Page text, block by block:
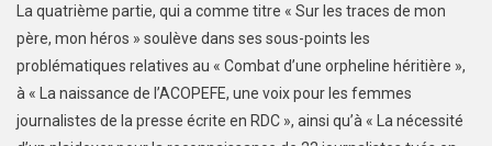
La quatrième partie, qui a comme titre « Sur les traces de mon
père, mon héros » soulève dans ses sous-points les
problématiques relatives au « Combat d’une orpheline héritière »,
à « La naissance de l’ACOPEFE, une voix pour les femmes
journalistes de la presse écrite en RDC », ainsi qu’à « La nécessité